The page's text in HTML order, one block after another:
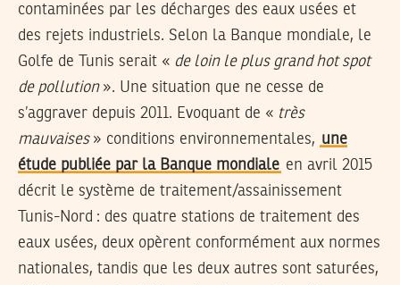
contaminées par les décharges des eaux usées et
des rejets industriels. Selon la Banque mondiale, le
Golfe de Tunis serait « de loin le plus grand hot spot
de pollution». Une situation que ne cesse de
s’aggraver depuis 2011. Evoquant de « très
mauvaises» conditions environnementales, une
étude publiée par la Banque mondiale en avril 2015
décrit le système de traitement/assainissement
Tunis-Nord : des quatre stations de traitement des
eaux usées, deux opèrent conformément aux normes
nationales, tandis que les deux autres sont saturées,